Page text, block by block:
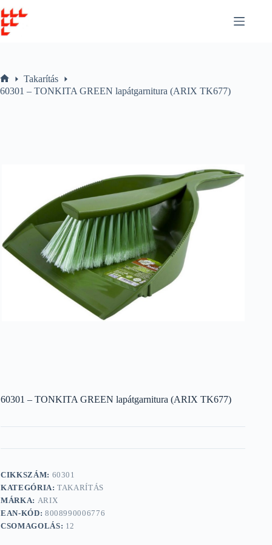
to
content
Home
Takarítás
60301 – TONKITA GREEN lapátgarnitura (ARIX TK677)
60301 – TONKITA GREEN lapátgarnitura (ARIX TK677)
CIKKSZÁM: 60301
KATEGÓRIA:TAKARÍTÁS
MÁRKA: ARIX
EAN-KÓD: 8008990006776
CSOMAGOLÁS: 12